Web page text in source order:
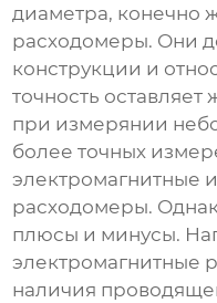
диаметра, конечно
расходомеры. Они
конструкции и
точность
при измерянии
более точных
электромагнитные
расходомеры.
плюсы и минусы.
электромагнитные
наличия